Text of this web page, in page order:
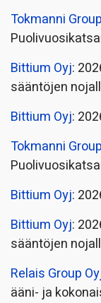
Tokmanni
Bittium Oyj:
sääntöjen
Bittium Oyj:
Tokmanni
Bittium Oyj:
Bittium Oyj:
sääntöjen
Relais Group
ääni- ja